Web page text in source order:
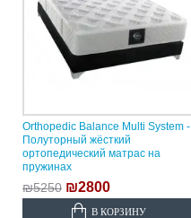
Orthopedic Balance Multi System -
Полуторный жёсткий
ортопедический матрас на
пружинах
₪5250 ₪2800
В КОРЗИНУ